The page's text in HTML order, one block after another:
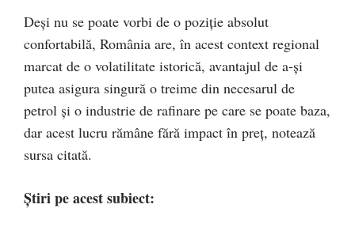
Deşi nu se poate vorbi de o poziţie absolut
confortabilă, România are, în acest context regional
marcat de o volatilitate istorică, avantajul de a-şi
putea asigura singură o treime din necesarul de
petrol şi o industrie de rafinare pe care se poate baza,
dar acest lucru rămâne fără impact în preţ, notează
sursa citată.
Știri pe acest subiect: